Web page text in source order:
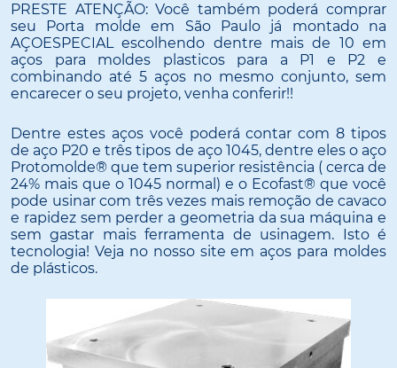
PRESTE ATENÇÃO: Você também poderá comprar
seu Porta molde em São Paulo já montado na
AÇOESPECIAL escolhendo dentre mais de 10 em
aços para moldes plasticos para a P1 e P2 e
combinando até 5 aços no mesmo conjunto, sem
encarecer o seu projeto, venha conferir!!
Dentre estes aços você poderá contar com 8 tipos
de aço P20 e três tipos de aço 1045, dentre eles o aço
Protomolde® que tem superior resistência ( cerca de
24% mais que o 1045 normal) e o Ecofast® que você
pode usinar com três vezes mais remoção de cavaco
e rapidez sem perder a geometria da sua máquina e
sem gastar mais ferramenta de usinagem. Isto é
tecnologia! Veja no nosso site em aços para moldes
de plásticos.